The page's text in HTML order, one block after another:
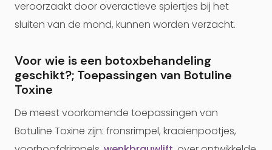
veroorzaakt door overactieve spiertjes bij het
sluiten van de mond, kunnen worden verzacht.
Voor wie is een botoxbehandeling
geschikt?; Toepassingen van Botuline
Toxine
De meest voorkomende toepassingen van
Botuline Toxine zijn: fronsrimpel, kraaienpootjes,